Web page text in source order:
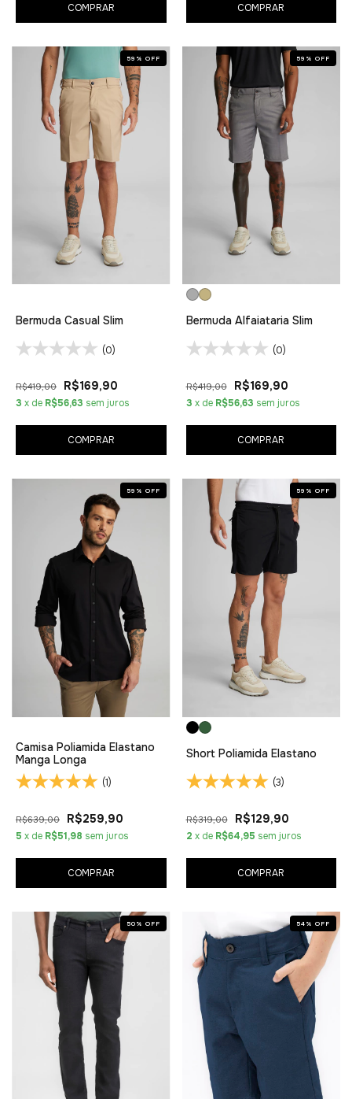
COMPRAR COMPRAR
59 % OFF
Bermuda Casual Slim
(0)
R$419,00 R$169,90
3 x de R$56,63 sem juros
COMPRAR
59 % OFF
Bermuda Alfaiataria Slim
(0)
R$419,00 R$169,90
3 x de R$56,63 sem juros
COMPRAR
59 % OFF
Camisa Poliamida Elastano
Manga Longa
(1)
R$639,00 R$259,90
5 x de R$51,98 sem juros
COMPRAR
59 % OFF
Short Poliamida Elastano
(3)
R$319,00 R$129,90
2 x de R$64,95 sem juros
COMPRAR
50 % OFF 54 % OFF